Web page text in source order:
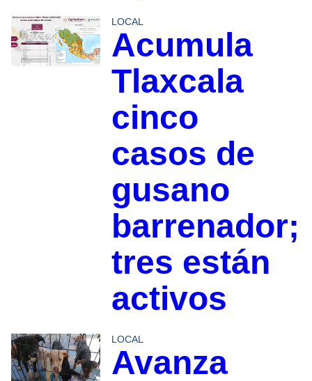
LOCAL
Acumula
Tlaxcala
cinco
casos de
gusano
barrenador;
tres están
activos
LOCAL
Avanza